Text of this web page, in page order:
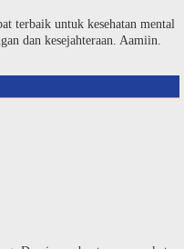
terbaik untuk kesehatan mental
dan kesejahteraan. Aamiin.